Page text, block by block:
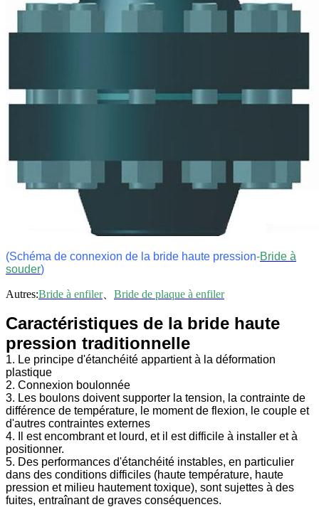
(Schéma de connexion de la bride haute pression-Bride à
souder)
Autres:Bride à enfiler、 Bride de plaque à enfiler
Caractéristiques de la bride haute
pression traditionnelle
1. Le principe d'étanchéité appartient à la déformation
plastique
2. Connexion boulonnée
3. Les boulons doivent supporter la tension, la contrainte de
différence de température, le moment de flexion, le couple et
d'autres contraintes externes
4. Il est encombrant et lourd, et il est difficile à installer et à
positionner.
5. Des performances d'étanchéité instables, en particulier
dans des conditions difficiles (haute température, haute
pression et milieu hautement toxique), sont sujettes à des
fuites, entraînant de graves conséquences.